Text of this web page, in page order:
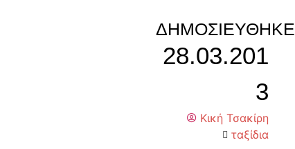
ΔΗΜΟΣΙΕΎΘΗΚΕ
28.03.201
3
Κική Τσακίρη
ταξίδια